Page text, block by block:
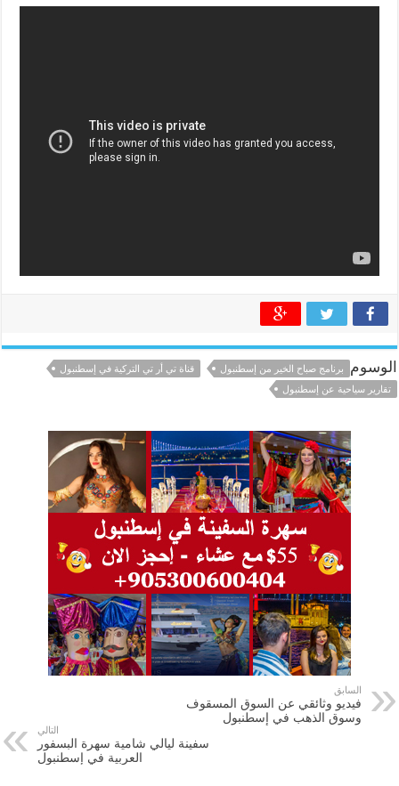
الوسوم برنامج صباح الخير من إسطنبول
قناة تي أر تي التركية في إسطنبول
تقارير سياحية عن إسطنبول
السابق
فيديو وثائقي عن السوق المسقوف
وسوق الذهب في إسطنبول
التالي
سفينة ليالي شامية سهرة البسفور
العربية في إسطنبول